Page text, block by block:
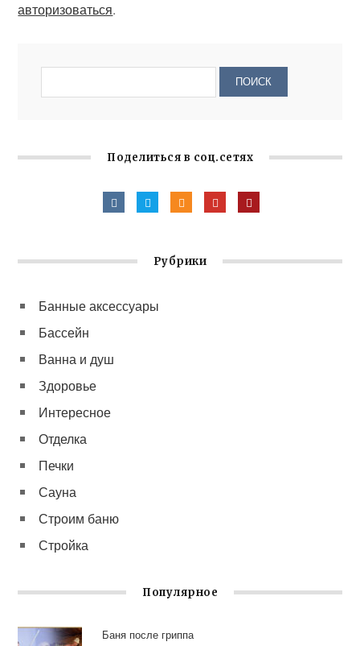
авторизоваться.
Поделиться в соц.сетях
Рубрики
Банные аксессуары
Бассейн
Ванна и душ
Здоровье
Интересное
Отделка
Печки
Сауна
Строим баню
Стройка
Популярное
Баня после гриппа